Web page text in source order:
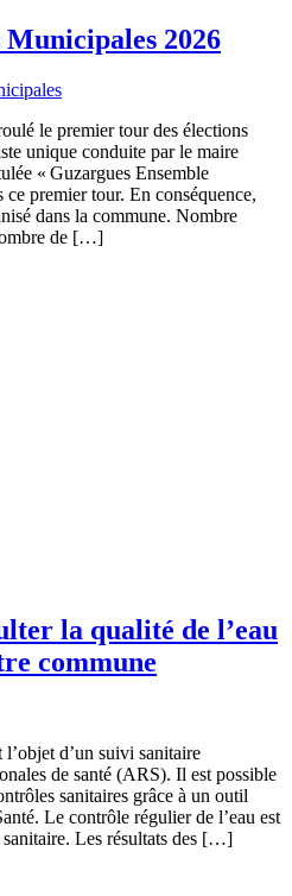
2026
le premier tour des élections
unique conduite par le maire
« Guzargues Ensemble
ce premier tour. En conséquence,
dans la commune. Nombre
de […]
la qualité de l’eau
commune
d’un suivi sanitaire
de santé (ARS). Il est possible
sanitaires grâce à un outil
Le contrôle régulier de l’eau est
sanitaire. Les résultats des […]